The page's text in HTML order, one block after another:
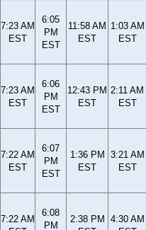
7:23 AM
EST
6:05
PM
EST
11:58 AM
EST
1:03 AM
EST
7:23 AM
EST
6:06
PM
EST
12:43 PM
EST
2:11 AM
EST
7:22 AM
EST
6:07
PM
EST
1:36 PM
EST
3:21 AM
EST
7:22 AM
6:08
PM
2:38 PM
4:30 AM